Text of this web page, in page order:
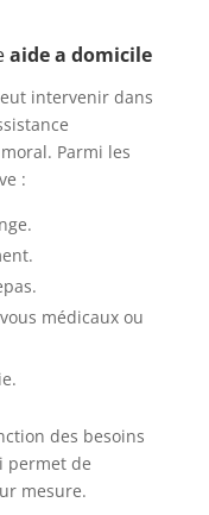
aide a domicile
intervenir dans
Parmi les
:
médicaux ou
des besoins
permet de
mesure.